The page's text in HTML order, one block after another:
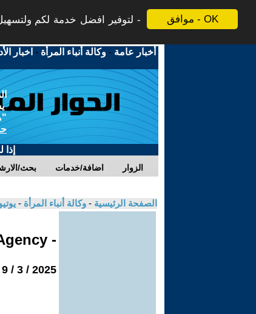
موافق - OK
لتوفير افضل خدمة لكم
أخبار عامة -وكالة أنباء المرأة - اخبار
بحث/ اضافة/خدمات الزوار
الصفحة الرئيسية - وكالة أنباء المرأة -
- Jinha Agency
2025 / 3 / 9